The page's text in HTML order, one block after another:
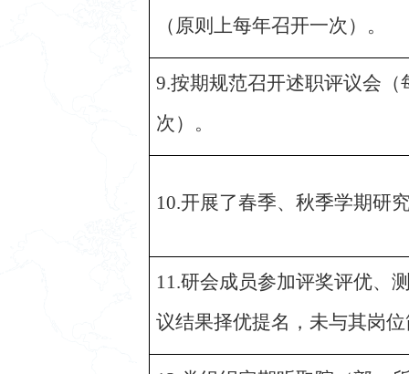
（原则上每年召开一次）。
9.按期规范召开述职评议会（
次）。
10.开展了春季、秋季学期研
11.研会成员参加评奖评优、
议结果择优提名，未与其岗